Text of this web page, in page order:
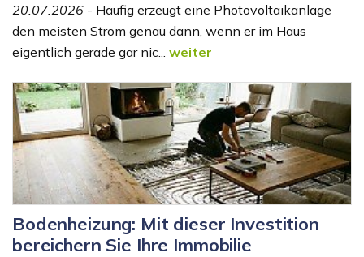
20.07.2026 - Häufig erzeugt eine Photovoltaikanlage
den meisten Strom genau dann, wenn er im Haus
eigentlich gerade gar nic... weiter
Bodenheizung: Mit dieser Investition
bereichern Sie Ihre Immobilie